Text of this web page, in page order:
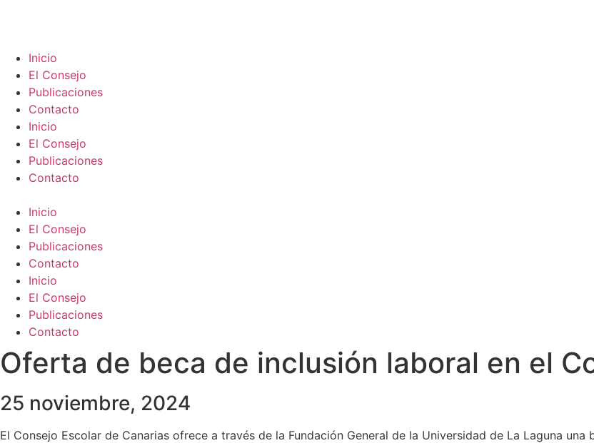
Inicio
El Consejo
Publicaciones
Contacto
Inicio
El Consejo
Publicaciones
Contacto
Inicio
El Consejo
Publicaciones
Contacto
Inicio
El Consejo
Publicaciones
Contacto
Oferta de beca de inclusión laboral en el
25 noviembre, 2024
El Consejo Escolar de Canarias ofrece a través de la Fundación General de la Universidad de La Laguna